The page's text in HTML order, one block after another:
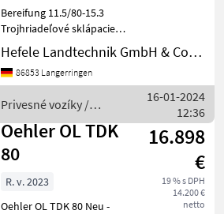
Bereifung 11.5/80-15.3
Trojhriadeľové sklápacie
motorové vozidlo, Počet
hriadeľov: Jednoosový,
hydraulická podperná
sklápacie motorové vozidlo
P
Hefele Landtechnik GmbH & Co.KG
86853 Langerringen
Privesné vozíky /
Oehler
16-01-2024
12:36
Oehler OL TDK
80
16.898
€
19 % s DPH
14.200 €
netto
R. v. 2023
Oehler OL TDK 80 Neu -